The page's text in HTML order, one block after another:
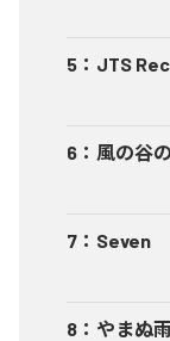
5 ： JTS
6 ： 風の谷
7 ： Seven
8 ： やまぬ